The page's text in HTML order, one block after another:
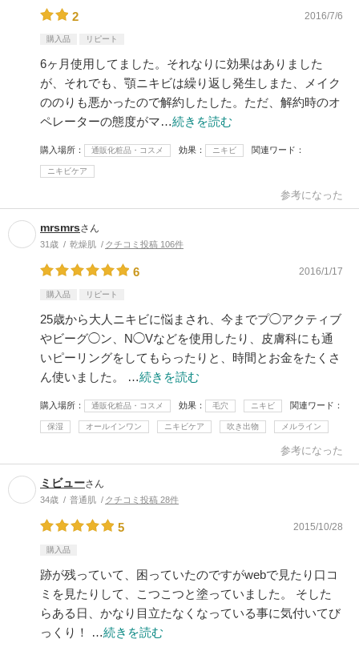
2 2016/7/6
購入品 リピート
6ヶ月使用してました。それなりに効果はありました
が、それでも、顎ニキビは繰り返し発生しまた、メイク
ののりも悪かったので解約したした。ただ、解約時のオ
ペレーターの態度がマ…続きを読む
購入場所 通販化粧品・コスメ 効果 ニキビ 関連ワード
ニキビケア
参考になった
mrsmrsさん
31歳 乾燥肌 クチコミ投稿 106件
6 2016/1/17
購入品 リピート
25歳から大人ニキビに悩まされ、今までプ◯アクティブ
やビーグ◯ン、N◯Vなどを使用したり、皮膚科にも通
いピーリングをしてもらったりと、時間とお金をたくさ
ん使いました。 …続きを読む
購入場所 通販化粧品・コスメ 効果 毛穴 ニキビ 関連ワード
保湿 オールインワン ニキビケア 吹き出物 メルライン
参考になった
ミビューさん
34歳 普通肌 クチコミ投稿 28件
5 2015/10/28
購入品
跡が残っていて、困っていたのですがwebで見たり口コ
ミを見たりして、こつこつと塗っていました。 そした
らある日、かなり目立たなくなっている事に気付いてび
っくり！ …続きを読む